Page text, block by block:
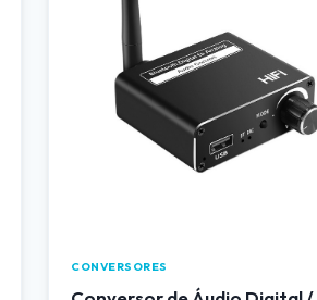
CONVERSORES